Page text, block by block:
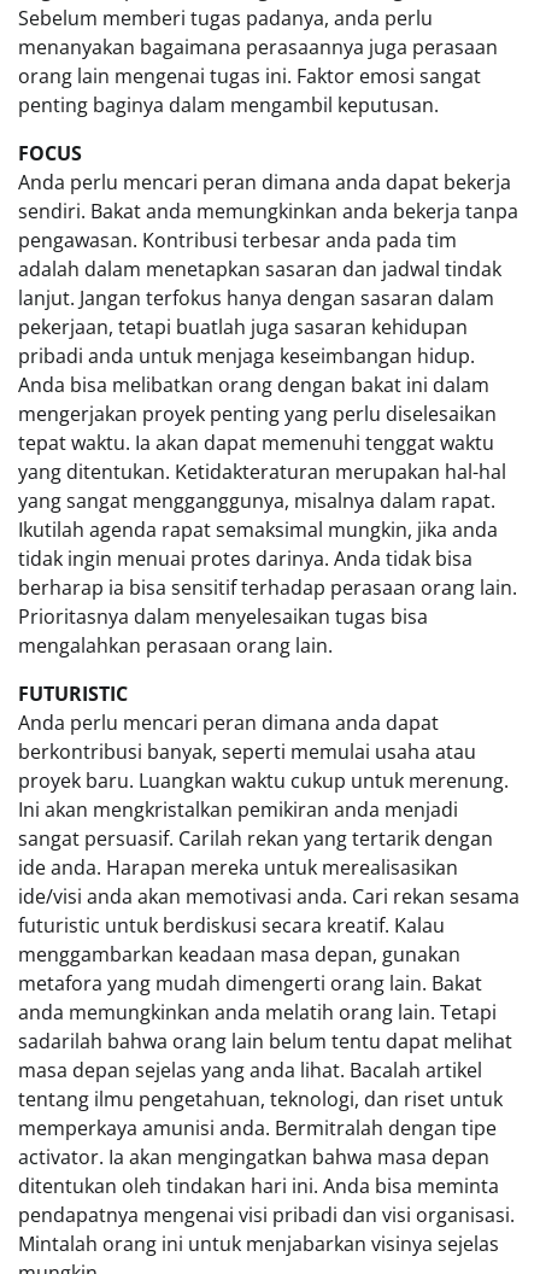
Sebelum memberi tugas padanya, anda perlu
menanyakan bagaimana perasaannya juga perasaan
orang lain mengenai tugas ini. Faktor emosi sangat
penting baginya dalam mengambil keputusan.
FOCUS
Anda perlu mencari peran dimana anda dapat bekerja
sendiri. Bakat anda memungkinkan anda bekerja tanpa
pengawasan. Kontribusi terbesar anda pada tim
adalah dalam menetapkan sasaran dan jadwal tindak
lanjut. Jangan terfokus hanya dengan sasaran dalam
pekerjaan, tetapi buatlah juga sasaran kehidupan
pribadi anda untuk menjaga keseimbangan hidup.
Anda bisa melibatkan orang dengan bakat ini dalam
mengerjakan proyek penting yang perlu diselesaikan
tepat waktu. Ia akan dapat memenuhi tenggat waktu
yang ditentukan. Ketidakteraturan merupakan hal-hal
yang sangat mengganggunya, misalnya dalam rapat.
Ikutilah agenda rapat semaksimal mungkin, jika anda
tidak ingin menuai protes darinya. Anda tidak bisa
berharap ia bisa sensitif terhadap perasaan orang lain.
Prioritasnya dalam menyelesaikan tugas bisa
mengalahkan perasaan orang lain.
FUTURISTIC
Anda perlu mencari peran dimana anda dapat
berkontribusi banyak, seperti memulai usaha atau
proyek baru. Luangkan waktu cukup untuk merenung.
Ini akan mengkristalkan pemikiran anda menjadi
sangat persuasif. Carilah rekan yang tertarik dengan
ide anda. Harapan mereka untuk merealisasikan
ide/visi anda akan memotivasi anda. Cari rekan sesama
futuristic untuk berdiskusi secara kreatif. Kalau
menggambarkan keadaan masa depan, gunakan
metafora yang mudah dimengerti orang lain. Bakat
anda memungkinkan anda melatih orang lain. Tetapi
sadarilah bahwa orang lain belum tentu dapat melihat
masa depan sejelas yang anda lihat. Bacalah artikel
tentang ilmu pengetahuan, teknologi, dan riset untuk
memperkaya amunisi anda. Bermitralah dengan tipe
activator. Ia akan mengingatkan bahwa masa depan
ditentukan oleh tindakan hari ini. Anda bisa meminta
pendapatnya mengenai visi pribadi dan visi organisasi.
Mintalah orang ini untuk menjabarkan visinya sejelas